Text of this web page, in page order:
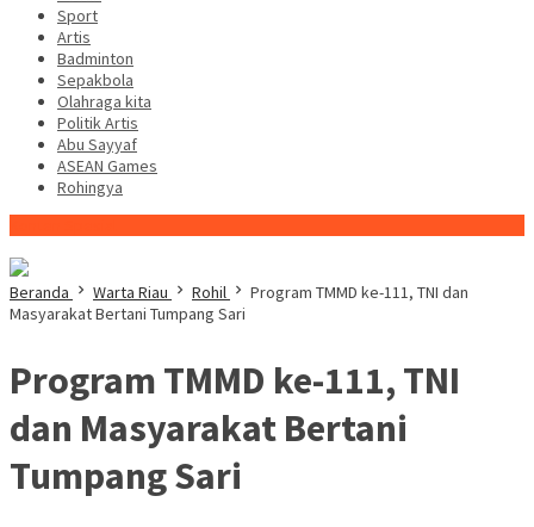
Sport
Artis
Badminton
Sepakbola
Olahraga kita
Politik Artis
Abu Sayyaf
ASEAN Games
Rohingya
Beranda Warta Riau Rohil
Program TMMD ke-111, TNI dan
Masyarakat Bertani Tumpang Sari
Program TMMD ke-111, TNI
dan Masyarakat Bertani
Tumpang Sari